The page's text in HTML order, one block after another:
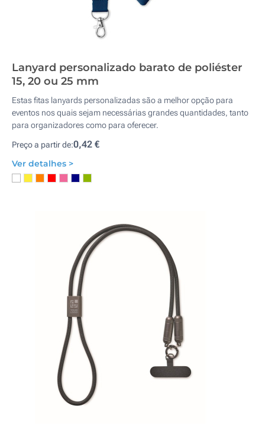
Lanyard personalizado barato de poliéster
15, 20 ou 25 mm
Estas fitas lanyards personalizadas são a melhor opção para
eventos nos quais sejam necessárias grandes quantidades, tanto
para organizadores como para oferecer.
Preço a partir de:0,42 €
Ver detalhes >